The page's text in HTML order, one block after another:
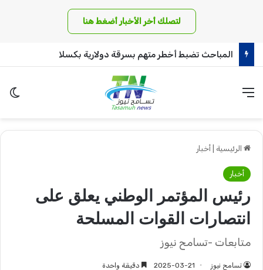
لتصلك أخر الأخبار أضغط هنا
المباحث تضبط أخطر متهم بسرقة دولارية بكسلا
القائمة
الرئيسية أخبار
أخبار
رئيس المؤتمر الوطني يعلق على
انتصارات القوات المسلحة
متابعات -تسامح نيوز
تسامح نيوز 2025-03-21 دقيقة واحدة